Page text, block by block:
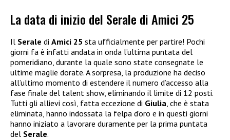
La data di inizio del Serale di Amici 25
Il Serale di Amici 25 sta ufficialmente per partire! Pochi
giorni fa è infatti andata in onda l’ultima puntata del
pomeridiano, durante la quale sono state consegnate le
ultime maglie dorate. A sorpresa, la produzione ha deciso
all’ultimo momento di estendere il numero d’accesso alla
fase finale del talent show, eliminando il limite di 12 posti.
Tutti gli allievi così, fatta eccezione di Giulia, che è stata
eliminata, hanno indossata la felpa d’oro e in questi giorni
hanno iniziato a lavorare duramente per la prima puntata
del Serale.